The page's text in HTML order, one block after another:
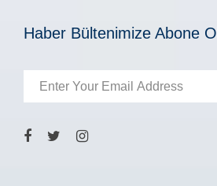
Haber Bültenimize Abone Ol